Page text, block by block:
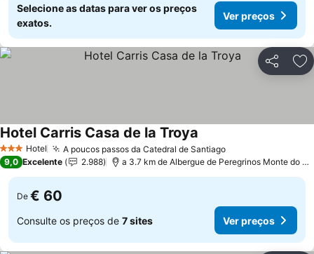
Selecione as datas para ver os preços
exatos.
Ver preços
Partilhar
3 EstrelasHotel A poucos passos da Catedral de Santiago
Hotel Carris Casa de la Troya
9,0 Excelente 2.988 a 3.7 km de Albergue de Peregrinos Monte do Gozo
De € 60
Consulte os preços de 7 sites Ver preços